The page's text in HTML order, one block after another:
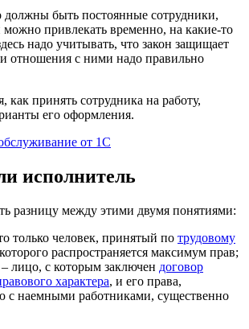
должны быть постоянные сотрудники,
можно привлекать временно, на какие-то
надо учитывать, что закон защищает
отношения с ними надо правильно
как принять сотрудника на работу,
его оформления.
от 1С
исполнитель
разницу между этими двумя понятиями:
только человек, принятый по трудовому
распространяется максимум прав;
лицо, с которым заключен договор
характера, и его права,
с наемными работниками, существенно